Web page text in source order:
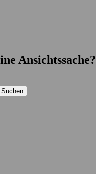
Ansichtssache?